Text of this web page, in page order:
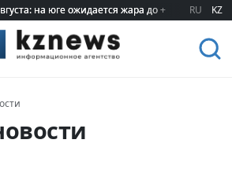
на юге ожидается жара до +40 градусов
на юге ожидается жара до +40 градусов
RU KZ